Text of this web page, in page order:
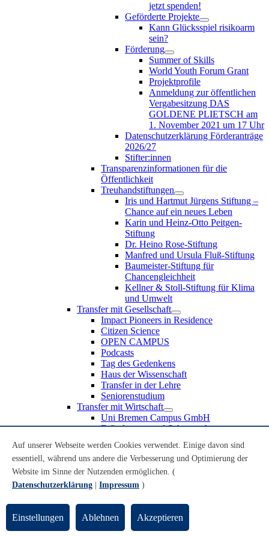
jetzt spenden!
Geförderte Projekte
Kann Glücksspiel risikoarm
sein?
Förderung
Summer of Skills
World Youth Forum Grant
Projektprofile
Anmeldung zur öffentlichen
Vergabesitzung DAS
GOLDENE PLIETSCH am
1. November 2021 um 17 Uhr
Datenschutzerklärung Förderanträge
2026/27
Stifter:innen
Transparenzinformationen für die
Öffentlichkeit
Treuhandstiftungen
Iris und Hartmut Jürgens Stiftung –
Chance auf ein neues Leben
Karin und Heinz-Otto Peitgen-
Stiftung
Dr. Heino Rose-Stiftung
Manfred und Ursula Fluß-Stiftung
Baumeister-Stiftung für
Chancengleichheit
Kellner & Stoll-Stiftung für Klima
und Umwelt
Transfer mit Gesellschaft
Impact Pioneers in Residence
Citizen Science
OPEN CAMPUS
Podcasts
Tag des Gedenkens
Haus der Wissenschaft
Transfer in der Lehre
Seniorenstudium
Transfer mit Wirtschaft
Uni Bremen Campus GmbH
Erfindungen und Schutzrechte
Recruiting an der Universität Bremen
Weiterbildung an der Universität Bremen
Transfer mit Schule
Schülerinnen und Schüler
Schulklassen
Lehrkräfte
Gründungsunterstützung
Auf unserer Webseite werden Cookies verwendet. Einige davon sind
essentiell, während uns andere die Verbesserung und Optimierung der
Website im Sinne der Nutzenden ermöglichen. (
Datenschutzerklärung
Impressum )
Einstellungen Ablehnen Akzeptieren